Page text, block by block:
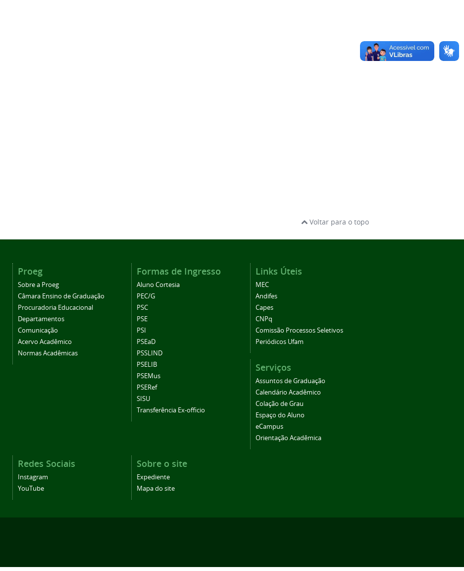
Voltar para o topo
Proeg
Sobre a Proeg
Câmara Ensino de Graduação
Procuradoria Educacional
Departamentos
Comunicação
Acervo Acadêmico
Normas Acadêmicas
Formas de Ingresso
Aluno Cortesia
PEC/G
PSC
PSE
PSI
PSEaD
PSSLIND
PSELIB
PSEMus
PSERef
SISU
Transferência Ex-officio
Links Úteis
MEC
Andifes
Capes
CNPq
Comissão Processos Seletivos
Periódicos Ufam
Serviços
Assuntos de Graduação
Calendário Acadêmico
Colação de Grau
Espaço do Aluno
eCampus
Orientação Acadêmica
Redes Sociais
Instagram
YouTube
Sobre o site
Expediente
Mapa do site